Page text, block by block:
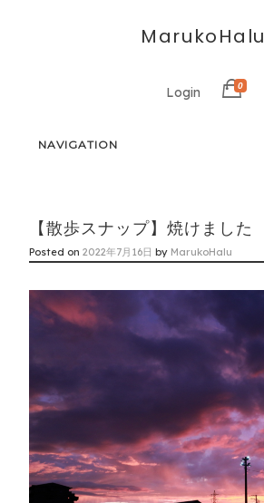
MarukoHalu
Login 0
NAVIGATION
【散歩スナップ】焼けました
Posted on2022年7月16日 by MarukoHalu